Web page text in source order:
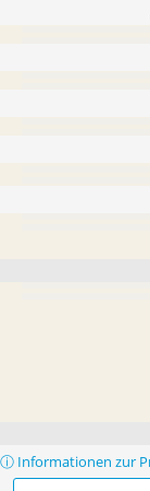
ⓘ Informationen zur